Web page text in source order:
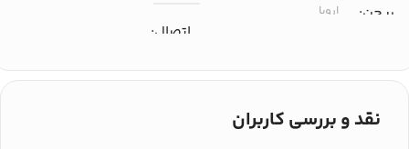
ریجن اروپا
SSD
اتصال بلوتوث، Wi-Fi
اتصال
بی‌سیم (بلوتوث ۵.۱) / سیمی
نقد و بررسی کاربران